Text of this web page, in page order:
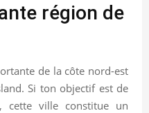
région de
de la côte nord-est
Si ton objectif est de
cette ville constitue un